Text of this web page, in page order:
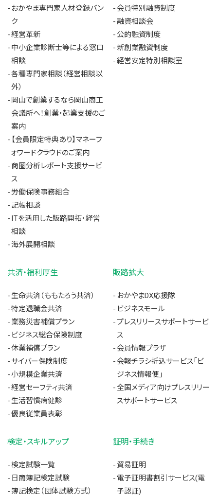
おかやま専門家人材登録バン
ク
経営革新
中小企業診断士等による窓口
相談
各種専門家相談（経営相談以
外）
岡山で創業するなら岡山商工
会議所へ！創業・起業支援のご
案内
【会員限定特典あり】マネーフ
ォワードクラウドのご案内
商圏分析レポート支援サービ
ス
労働保険事務組合
記帳相談
ITを活用した販路開拓・経営
相談
海外展開相談
会員特別融資制度
融資相談会
公的融資制度
新創業融資制度
経営安定特別相談室
共済・福利厚生
生命共済（ももたろう共済）
特定退職金共済
業務災害補償プラン
ビジネス総合保険制度
休業補償プラン
サイバー保険制度
小規模企業共済
経営セーフティ共済
生活習慣病健診
優良従業員表彰
販路拡大
おかやまDX応援隊
ビジネスモール
プレスリリースサポートサービ
ス
会員情報プラザ
会報チラシ折込サービス「ビ
ジネス情報便」
全国メディア向けプレスリリー
スサポートサービス
検定・スキルアップ
検定試験一覧
日商簿記検定試験
簿記検定（団体試験方式）
証明・手続き
貿易証明
電子証明書割引サービス(電
子認証)